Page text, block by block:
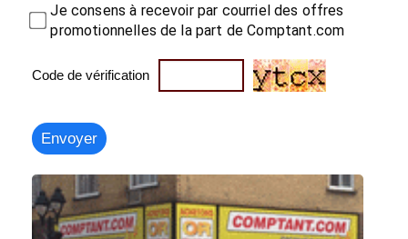
Je consens à recevoir par courriel des offres
promotionnelles de la part de Comptant.com
Code de vérification